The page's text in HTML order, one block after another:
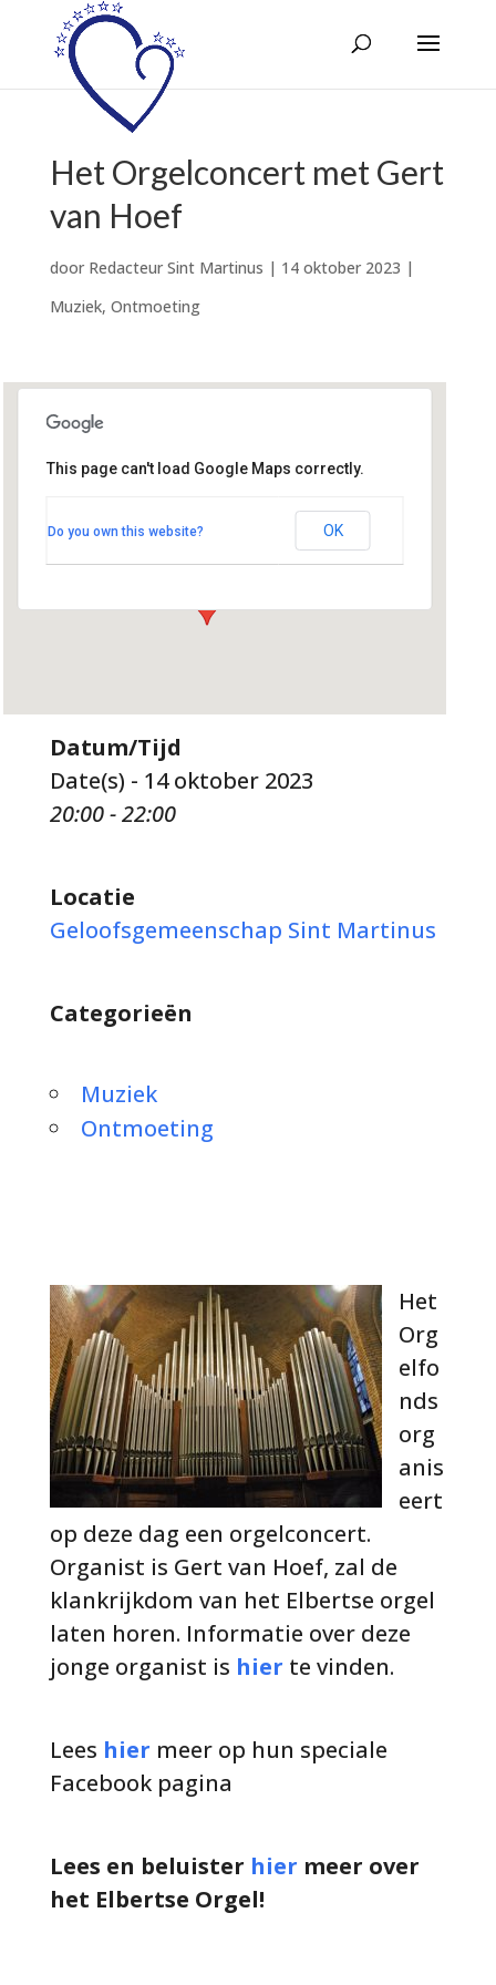
Het Orgelconcert met Gert
van Hoef
door Redacteur Sint Martinus | 14 oktober 2023 |
Muziek, Ontmoeting
Geloofsgemeenschap Sint
Kerklaan 22 - Hoogland
This page can't load Google Maps correctly.
Do you own this website? OK
Datum/Tijd
Date(s) - 14 oktober 2023
20:00 - 22:00
Locatie
Geloofsgemeenschap Sint Martinus
Categorieën
Muziek
Ontmoeting
Het
Org
elfo
nds
org
anis
eert
op deze dag een orgelconcert.
Organist is Gert van Hoef, zal de
klankrijkdom van het Elbertse orgel
laten horen. Informatie over deze
jonge organist is hier te vinden.
Lees hier meer op hun speciale
Facebook pagina
Lees en beluister hier meer over
het Elbertse Orgel!